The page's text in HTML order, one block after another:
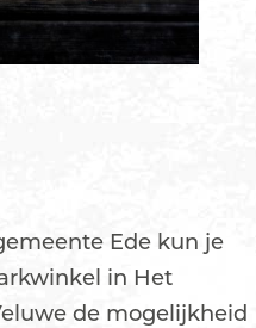
Ede kun je
in Het
de mogelijkheid